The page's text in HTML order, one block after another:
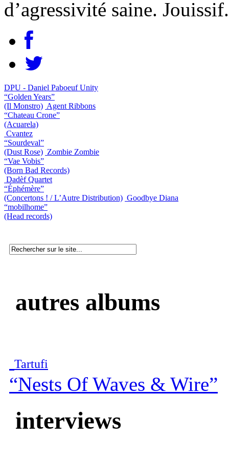
d’agressivité saine. Jouissif.
DPU - Daniel Paboeuf Unity
“Golden Years”
(Il Monstro) Agent Ribbons
“Chateau Crone”
(Acuarela)
Cvantez
“Sourdeval”
(Dust Rose) Zombie Zombie
“Vae Vobis”
(Born Bad Records)
Dadèf Quartet
“Éphémère”
(Concertons ! / L’Autre Distribution) Goodbye Diana
“mobilhome”
(Head records)
autres albums
Tartufi
“Nests Of Waves & Wire”
interviews